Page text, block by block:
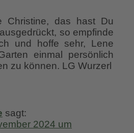
Christine, das hast Du
so empfinde
und hoffe sehr, Lene
einmal persönlich
zu können. LG Wurzerl
sagt:
2024 um